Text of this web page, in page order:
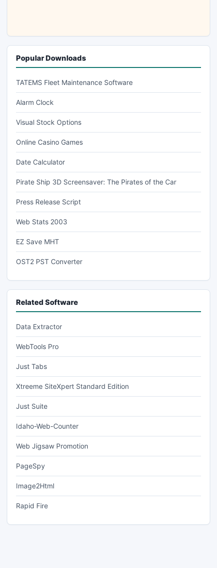
Popular Downloads
TATEMS Fleet Maintenance Software
Alarm Clock
Visual Stock Options
Online Casino Games
Date Calculator
Pirate Ship 3D Screensaver: The Pirates of the Car
Press Release Script
Web Stats 2003
EZ Save MHT
OST2 PST Converter
Related Software
Data Extractor
WebTools Pro
Just Tabs
Xtreeme SiteXpert Standard Edition
Just Suite
Idaho-Web-Counter
Web Jigsaw Promotion
PageSpy
Image2Html
Rapid Fire